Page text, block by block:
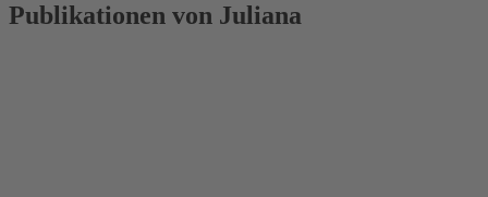
Publikationen von Juliana